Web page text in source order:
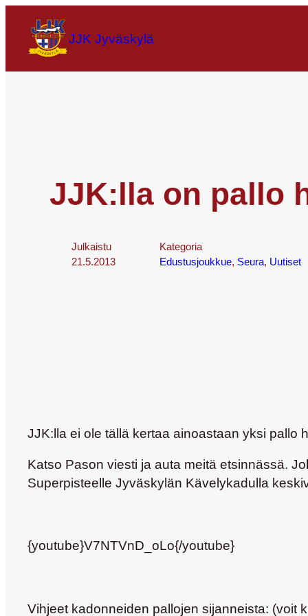
JJK Jyväskylä
JJK:lla on pallo
Julkaistu
21.5.2013
Kategoria
Edustusjoukkue, Seura, Uutiset
JJK:lla ei ole tällä kertaa ainoastaan yksi pallo
Katso Pason viesti ja auta meitä etsinnässä.
Superpisteelle Jyväskylän Kävelykadulla
{youtube}V7NTVnD_oLo{/youtube}
Vihjeet kadonneiden pallojen sijanneista: (voit